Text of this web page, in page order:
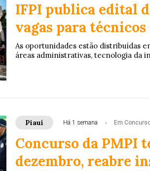
IFPI publica edital
vagas para
As oportunidades estão distribuídas
áreas administrativas, tecnologia da
Piauí Há 1 semana Em
Concurso da PMPI
dezembro, reabre